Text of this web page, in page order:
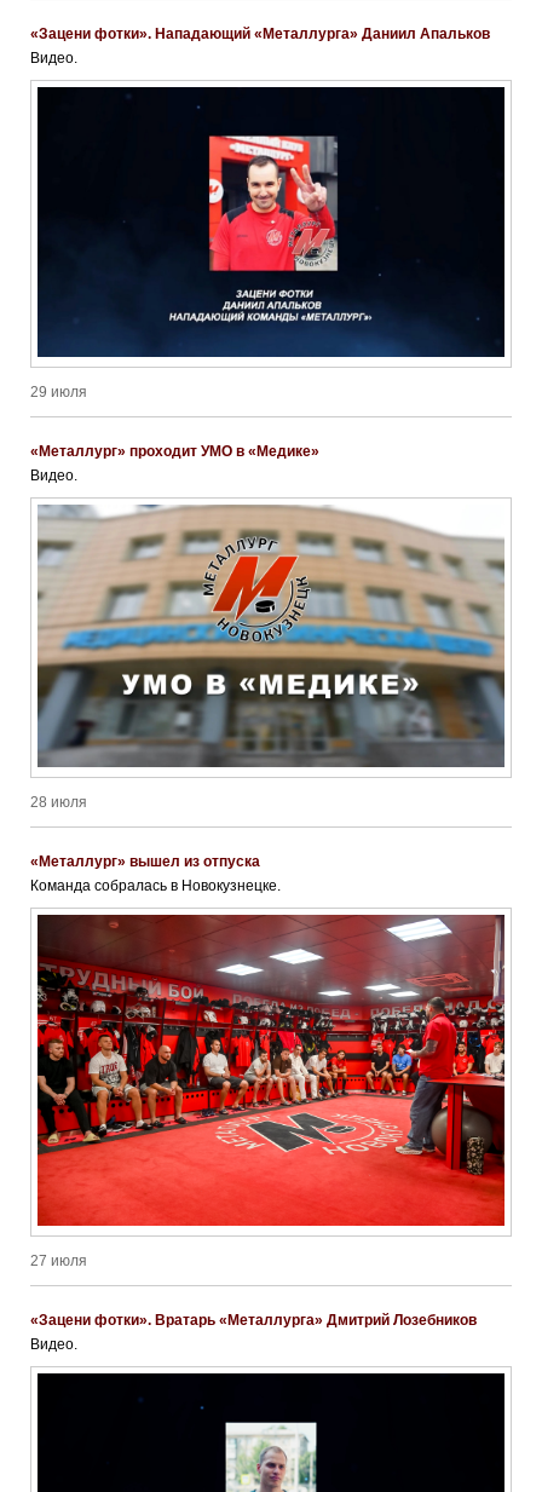
«Зацени фотки». Нападающий «Металлурга» Даниил Апальков
Видео.
29 июля
«Металлург» проходит УМО в «Медике»
Видео.
28 июля
«Металлург» вышел из отпуска
Команда собралась в Новокузнецке.
27 июля
«Зацени фотки». Вратарь «Металлурга» Дмитрий Лозебников
Видео.